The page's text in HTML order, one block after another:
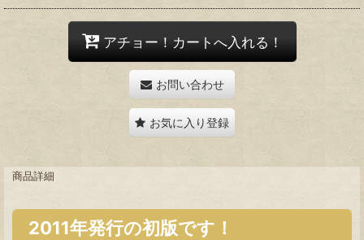
アチョー！カートへ入れる！
お問い合わせ
お気に入り登録
商品詳細
2011年発行の初版です！